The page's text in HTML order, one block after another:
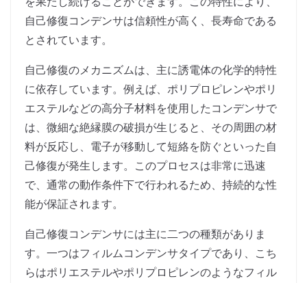
自己修復コンデンサは信頼性が高く、長寿命である
とされています。
自己修復のメカニズムは、主に誘電体の化学的特性
に依存しています。例えば、ポリプロピレンやポリ
エステルなどの高分子材料を使用したコンデンサで
は、微細な絶縁膜の破損が生じると、その周囲の材
料が反応し、電子が移動して短絡を防ぐといった自
己修復が発生します。このプロセスは非常に迅速
で、通常の動作条件下で行われるため、持続的な性
能が保証されます。
自己修復コンデンサには主に二つの種類がありま
す。一つはフィルムコンデンサタイプであり、こち
らはポリエステルやポリプロピレンのようなフィル